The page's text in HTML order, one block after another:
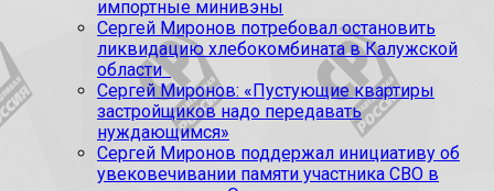
импортные минивэны
Сергей Миронов потребовал остановить
ликвидацию хлебокомбината в Калужской
области
Сергей Миронов: «Пустующие квартиры
застройщиков надо передавать
нуждающимся»
Сергей Миронов поддержал инициативу об
увековечивании памяти участника СВО в